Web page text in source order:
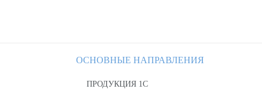
ОСНОВНЫЕ НАПРАВЛЕНИЯ
ПРОДУКЦИЯ 1С